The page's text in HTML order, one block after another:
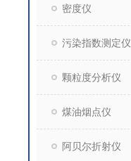
密度仪
污染指数测定仪
颗粒度分析仪
煤油烟点仪
阿贝尔折射仪